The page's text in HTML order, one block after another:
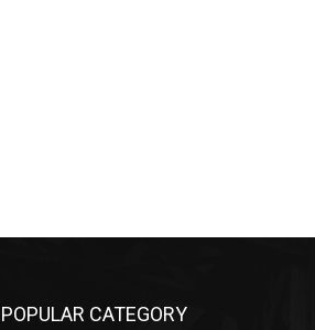
POPULAR CATEGORY